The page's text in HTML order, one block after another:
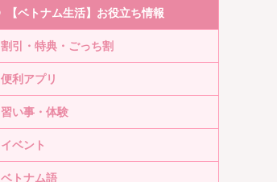
【ベトナム生活】お役立ち情報
割引・特典・ごっち割
便利アプリ
習い事・体験
イベント
ベトナム語